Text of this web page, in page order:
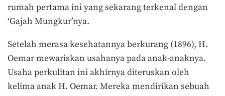
rumah pertama ini yang sekarang terkenal dengan
‘Gajah Mungkur’nya.
Setelah merasa kesehatannya berkurang (1896), H.
Oemar mewariskan usahanya pada anak-anaknya.
Usaha perkulitan ini akhirnya diteruskan oleh
kelima anak H. Oemar. Mereka mendirikan sebuah